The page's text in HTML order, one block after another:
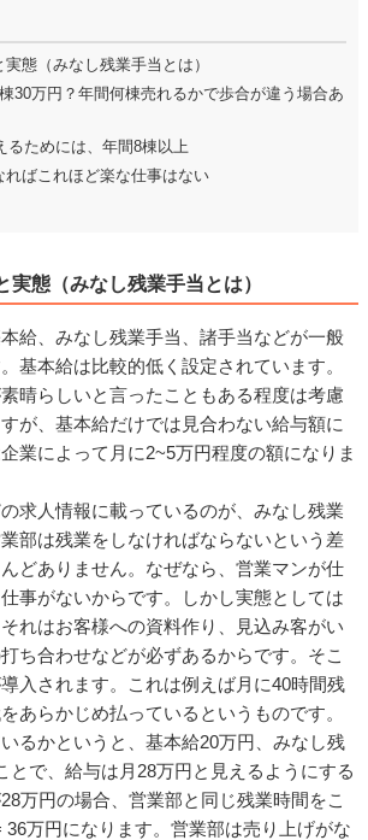
態（みなし残業手当とは）
30万円？年間何棟売れるかで歩合が違う場合あ
るためには、年間8棟以上
ればこれほど楽な仕事はない
実態（みなし残業手当とは）
給、みなし残業手当、諸手当などが一般
基本給は比較的低く設定されています。
晴らしいと言ったこともある程度は考慮
が、基本給だけでは見合わない給与額に
業によって月に2~5万円程度の額になりま
求人情報に載っているのが、みなし残業
部は残業をしなければならないという差
どありません。なぜなら、営業マンが仕
事がないからです。しかし実態としては
れはお客様への資料作り、見込み客がい
ち合わせなどが必ずあるからです。そこ
入されます。これは例えば月に40時間残
あらかじめ払っているというものです。
るかというと、基本給20万円、みなし残
とで、給与は月28万円と見えるようにする
万円の場合、営業部と同じ残業時間をこ
36万円になります。営業部は売り上げがな